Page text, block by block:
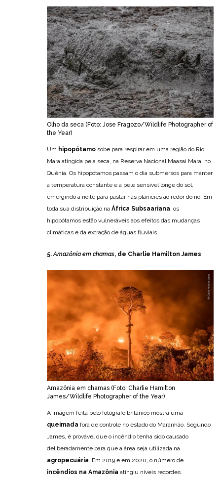
Olho da seca (Foto: Jose Fragozo/Wildlife Photographer of
the Year)
Um hipopótamo sobe para respirar em uma região do Rio
Mara atingida pela seca, na Reserva Nacional Maasai Mara, no
Quênia. Os hipopótamos passam o dia submersos para manter
a temperatura constante e a pele sensível longe do sol,
emergindo à noite para pastar nas planícies ao redor do rio. Em
toda sua distribuição na África Subsaariana, os
hipopótamos estão vulneráveis ​​aos efeitos das mudanças
climáticas e da extração de águas fluviais.
5.Amazônia em chamas, de Charlie Hamilton James
Amazônia em chamas (Foto: Charlie Hamilton
James/Wildlife Photographer of the Year)
A imagem feita pelo fotógrafo britânico mostra uma
queimada fora de controle no estado do Maranhão. Segundo
James, é provável que o incêndio tenha sido causado
deliberadamente para que a área seja utilizada na
agropecuária. Em 2019 e em 2020, o número de
incêndios na Amazônia atingiu níveis recordes.